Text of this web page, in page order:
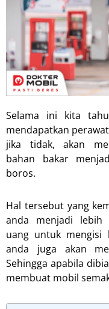
Selama ini kita
mendapatkan
jika tidak, akan
bahan bakar
boros.
Hal tersebut yang
anda menjadi lebih
uang untuk mengisi
anda juga akan
Sehingga apabila
membuat mobil